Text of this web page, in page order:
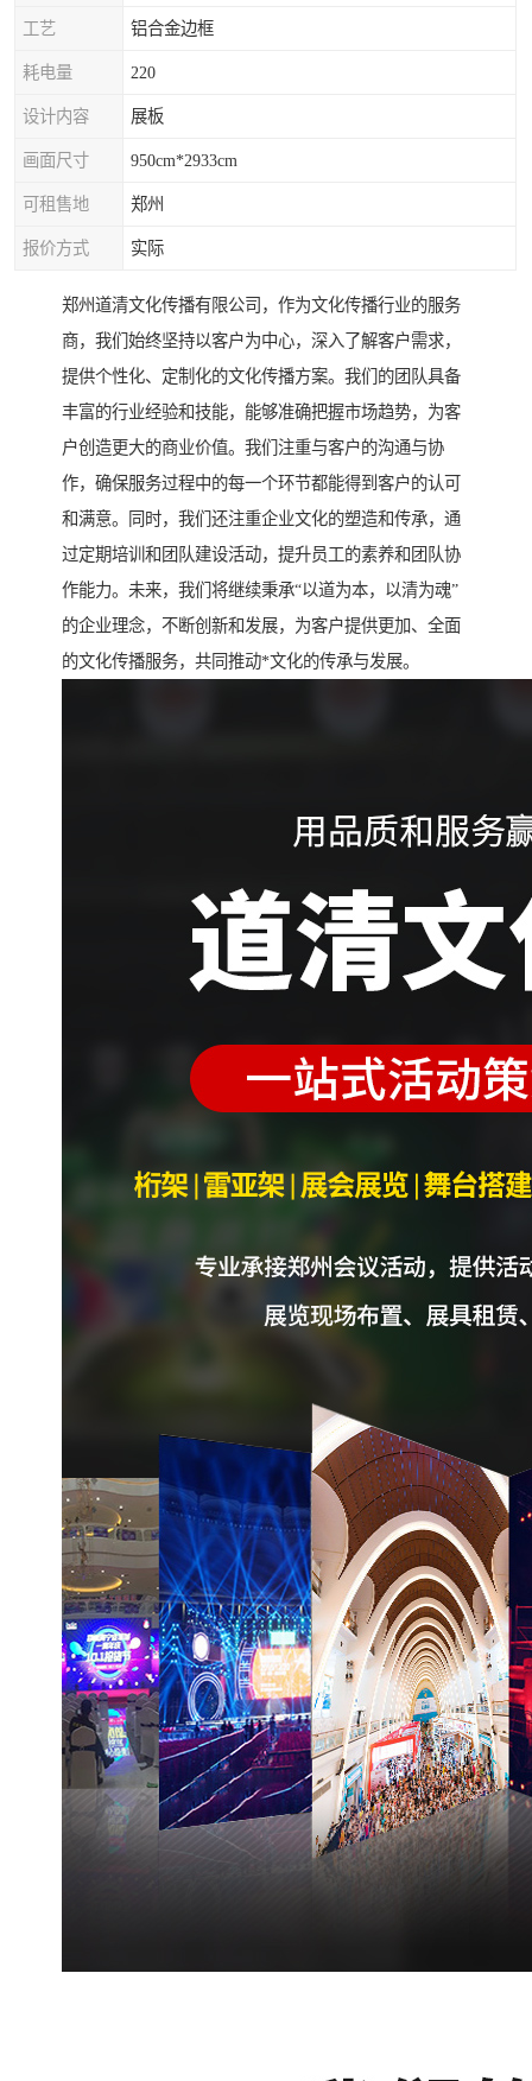
工艺 铝合金边框
耗电量 220
设计内容 展板
画面尺寸 950cm*2933cm
可租售地 郑州
报价方式 实际
郑州道清文化传播有限公司，作为文化传播行业的服务
商，我们始终坚持以客户为中心，深入了解客户需求，
提供个性化、定制化的文化传播方案。我们的团队具备
丰富的行业经验和技能，能够准确把握市场趋势，为客
户创造更大的商业价值。我们注重与客户的沟通与协
作，确保服务过程中的每一个环节都能得到客户的认可
和满意。同时，我们还注重企业文化的塑造和传承，通
过定期培训和团队建设活动，提升员工的素养和团队协
作能力。未来，我们将继续秉承“以道为本，以清为魂”
的企业理念，不断创新和发展，为客户提供更加、全面
的文化传播服务，共同推动*文化的传承与发展。